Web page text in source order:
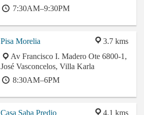
7:30AM–9:30PM
3.7 kms
Pisa Morelia
Av Francisco I. Madero Ote 6800-1,
José Vasconcelos, Villa Karla
8:30AM–6PM
4.1 kms
Casa Saba Predio